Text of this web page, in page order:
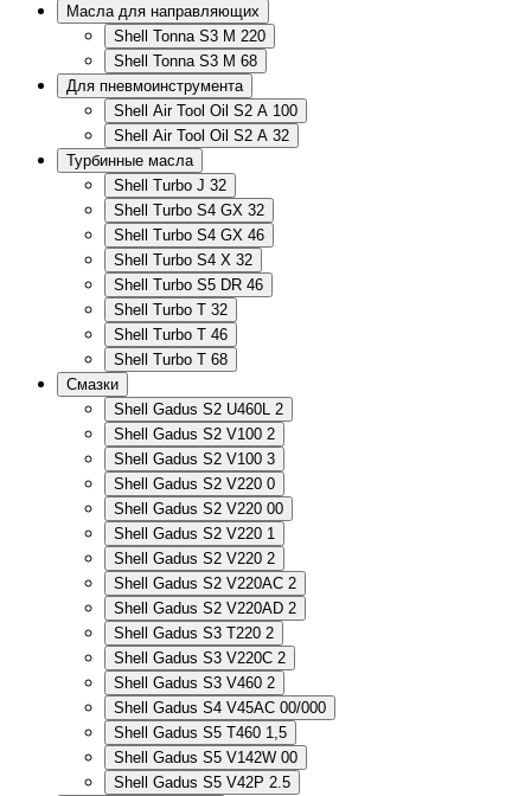
Масла для направляющих
Shell Tonna S3 M 220
Shell Tonna S3 M 68
Для пневмоинструмента
Shell Air Tool Oil S2 A 100
Shell Air Tool Oil S2 A 32
Турбинные масла
Shell Turbo J 32
Shell Turbo S4 GX 32
Shell Turbo S4 GX 46
Shell Turbo S4 X 32
Shell Turbo S5 DR 46
Shell Turbo T 32
Shell Turbo T 46
Shell Turbo T 68
Смазки
Shell Gadus S2 U460L 2
Shell Gadus S2 V100 2
Shell Gadus S2 V100 3
Shell Gadus S2 V220 0
Shell Gadus S2 V220 00
Shell Gadus S2 V220 1
Shell Gadus S2 V220 2
Shell Gadus S2 V220AC 2
Shell Gadus S2 V220AD 2
Shell Gadus S3 T220 2
Shell Gadus S3 V220C 2
Shell Gadus S3 V460 2
Shell Gadus S4 V45AC 00/000
Shell Gadus S5 T460 1,5
Shell Gadus S5 V142W 00
Shell Gadus S5 V42P 2.5